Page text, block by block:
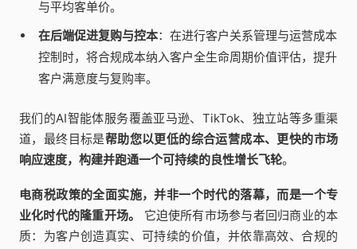
与平均客单价。
在后端促进复购与控本：在进行客户关系管理与运营成本
控制时，将合规成本纳入客户全生命周期价值评估，提升
客户满意度与复购率。
我们的AI智能体服务覆盖亚马逊、TikTok、独立站等多重渠
道，最终目标是帮助您以更低的综合运营成本、更快的市场
响应速度，构建并跑通一个可持续的良性增长飞轮。
电商税政策的全面实施，并非一个时代的落幕，而是一个专
业化时代的隆重开场。
它迫使所有市场参与者回归商业的本
质：为客户创造真实、可持续的价值，并依靠高效、合规的